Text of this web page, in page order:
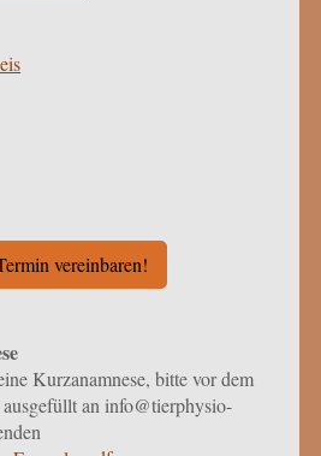
vereinbaren!
Kurzanamnese, bitte vor dem
an info@tierphysio-